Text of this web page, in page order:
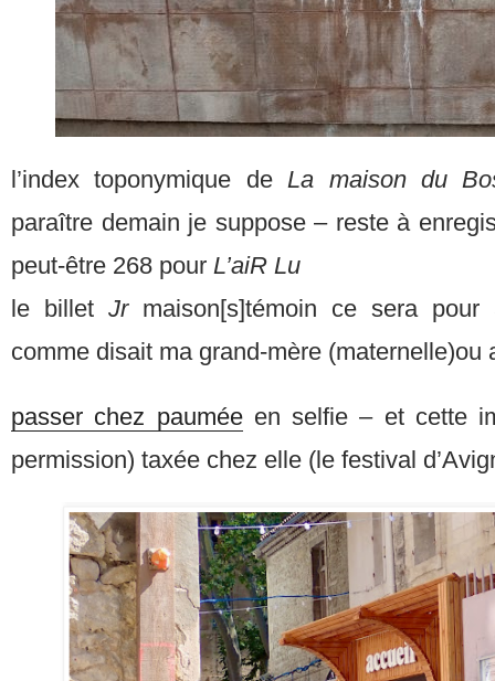
l’index toponymique deLa maison du
paraître demain je suppose – reste à
peut-être 268 pour L’aiR Lu
le billet Jr maison[s]témoin ce sera pour
comme disait ma grand-mère (maternelle)ou
passer chez pauméeen selfie – et cette
permission) taxée chez elle (le festival